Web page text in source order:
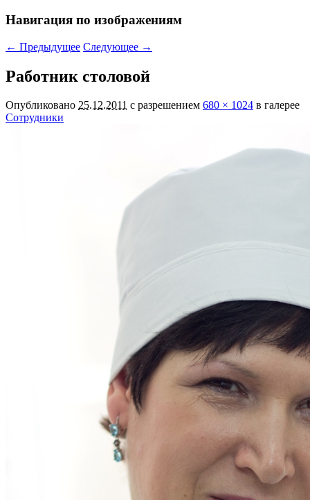
Навигация по изображениям
← Предыдущее Следующее →
Работник столовой
Опубликовано 25.12.2011 с разрешением 680 × 1024 в галерее
Сотрудники